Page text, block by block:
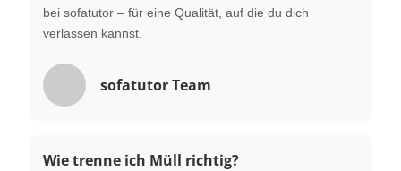
bei sofatutor – für eine Qualität, auf die du dich
verlassen kannst.
sofatutor Team
Wie trenne ich Müll richtig?